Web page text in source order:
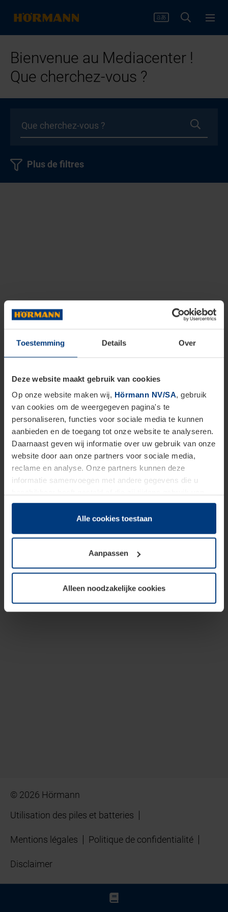
Toestemming Details Over
Deze website maakt gebruik van cookies
Op onze website maken wij, Hörmann NV/SA, gebruik
van cookies om de weergegeven pagina's te
personaliseren, functies voor sociale media te kunnen
aanbieden en de toegang tot onze website te analyseren.
Daarnaast geven wij informatie over uw gebruik van onze
website door aan onze partners voor sociale media,
reclame en analyse. Onze partners kunnen deze
informatie samenvoegen met andere gegevens die u
hun diensten hebben verzameld.
Juridisch hebben wij het recht om cookies op uw
van deze pagina's absoluut vereist is. Voor alle andere
soorten cookies is uw toestemming benodigd. Uw
toestemming kunt u op elk moment bij de uitleg van de
wijzigen of herroepen.
Alle cookies toestaan
Aanpassen
Alleen noodzakelijke cookies
Bienvenue au Mediacenter !
Que cherchez-vous ?
Plus de filtres
© 2026 Hörmann
Utilisation des piles et batteries
Mentions légales Politique de confidentialité
Disclaimer